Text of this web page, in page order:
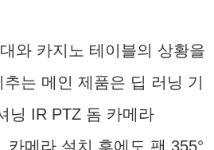
와 카지노 테이블의 상황을
는 메인 제품은 딥 러닝 기
닝 IR PTZ 돔 카메라
카메라 설치 후에도 팬 355°,